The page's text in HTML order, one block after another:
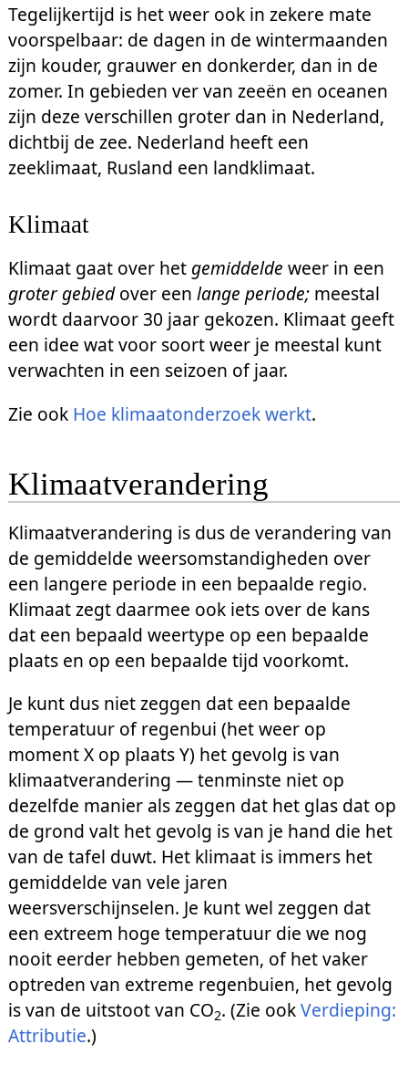
Tegelijkertijd is het weer ook in zekere mate
voorspelbaar: de dagen in de wintermaanden
zijn kouder, grauwer en donkerder, dan in de
zomer. In gebieden ver van zeeën en oceanen
zijn deze verschillen groter dan in Nederland,
dichtbij de zee. Nederland heeft een
zeeklimaat, Rusland een landklimaat.
Klimaat
Klimaat gaat over het gemiddelde weer in een
groter gebiedover een lange periode;meestal
wordt daarvoor 30 jaar gekozen. Klimaat geeft
een idee wat voor soort weer je meestal kunt
verwachten in een seizoen of jaar.
Zie ook Hoe klimaatonderzoek werkt.
Klimaatverandering
Klimaatverandering is dus de verandering van
de gemiddelde weersomstandigheden over
een langere periode in een bepaalde regio.
Klimaat zegt daarmee ook iets over de kans
dat een bepaald weertype op een bepaalde
plaats en op een bepaalde tijd voorkomt.
Je kunt dus niet zeggen dat een bepaalde
temperatuur of regenbui (het weer op
moment X op plaats Y) het gevolg is van
klimaatverandering — tenminste niet op
dezelfde manier als zeggen dat het glas dat op
de grond valt het gevolg is van je hand die het
van de tafel duwt. Het klimaat is immers het
gemiddelde van vele jaren
weersverschijnselen. Je kunt wel zeggen dat
een extreem hoge temperatuur die we nog
nooit eerder hebben gemeten, of het vaker
optreden van extreme regenbuien, het gevolg
is van de uitstoot van CO2. (Zie ookVerdieping:
Attributie.)